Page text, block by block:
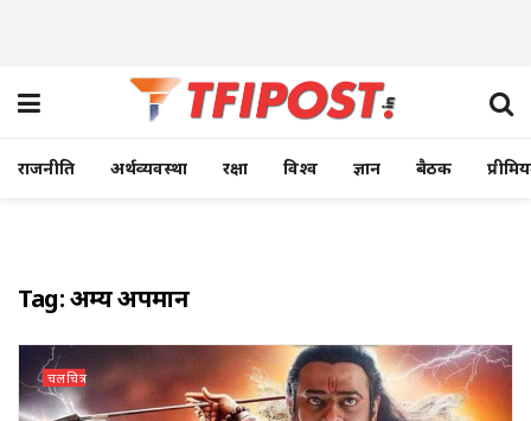
राजनीति अर्थव्यवस्था रक्षा विश्व ज्ञान बैठक
Tag:अक्षम्य अपमान
चलचित्र